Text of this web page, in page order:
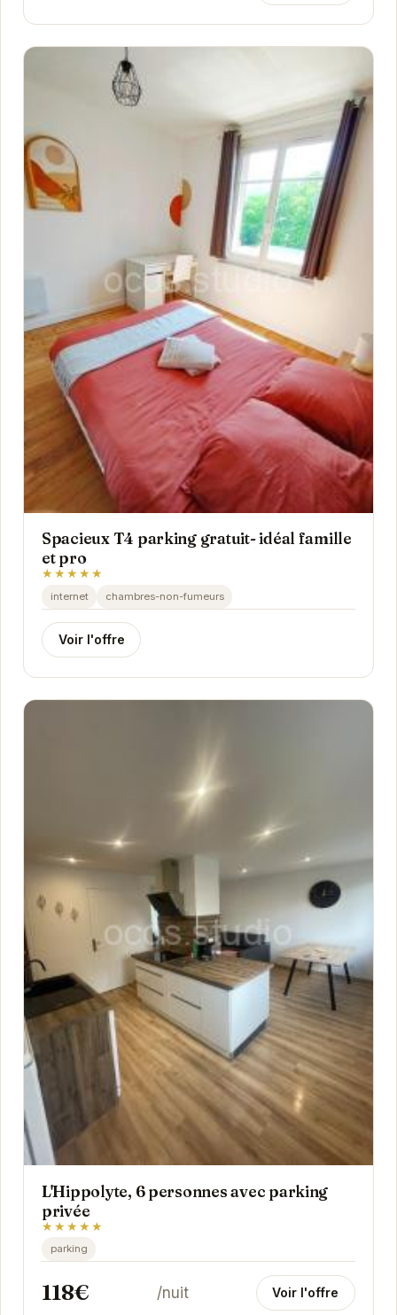
Spacieux T4 parking gratuit- idéal famille
et pro
★★★★★
internet chambres-non-fumeurs
Voir l'offre
L'Hippolyte, 6 personnes avec parking
privée
★★★★★
parking
118€ /nuit Voir l'offre